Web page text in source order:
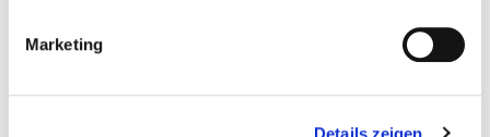
Marketing
Details zeigen